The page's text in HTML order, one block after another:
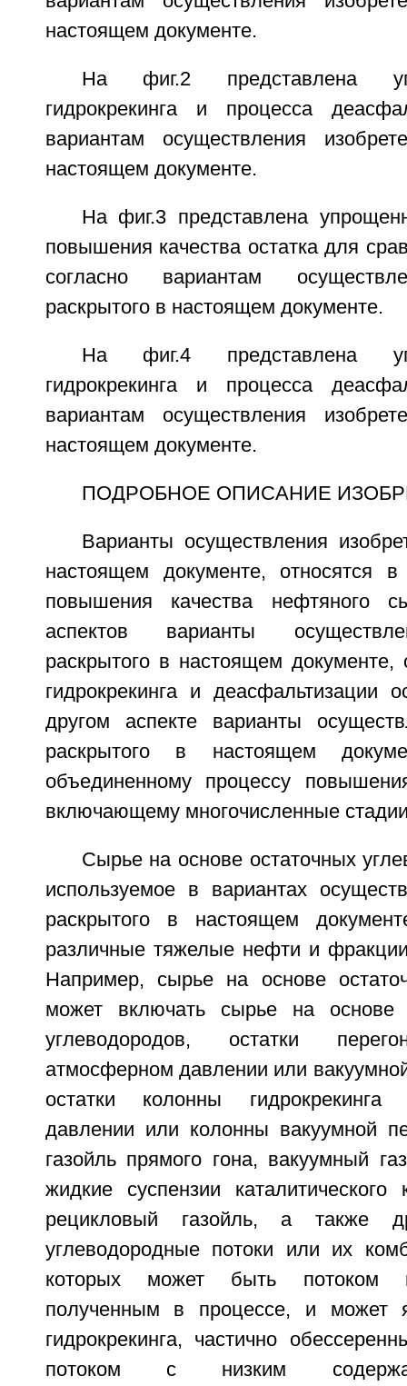
настоящем документе.
На фиг.2 представлена
гидрокрекинга и процесса
вариантам осуществления
настоящем документе.
На фиг.3 представлена
повышения качества остатка для
согласно вариантам
раскрытого в настоящем документе.
На фиг.4 представлена
гидрокрекинга и процесса
вариантам осуществления
настоящем документе.
ПОДРОБНОЕ ОПИСАНИЕ
Варианты осуществления
настоящем документе, относятся
повышения качества нефтяного
аспектов варианты
раскрытого в настоящем документе,
гидрокрекинга и деасфальтизации
другом аспекте варианты
раскрытого в настоящем
объединенному процессу
включающему многочисленные стадии
Сырье на основе остаточных
используемое в вариантах
раскрытого в настоящем
различные тяжелые нефти и
Например, сырье на основе
может включать сырье на основе
углеводородов, остатки
атмосферном давлении или
остатки колонны
давлении или колонны вакуумной
газойль прямого гона, вакуумный
жидкие суспензии
рецикловый газойль, а также
углеводородные потоки или их
которых может быть потоком
полученным в процессе, и может
гидрокрекинга, частично
потоком с низким